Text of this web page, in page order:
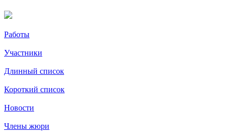
Работы
Участники
Длинный список
Короткий список
Новости
Члены жюри